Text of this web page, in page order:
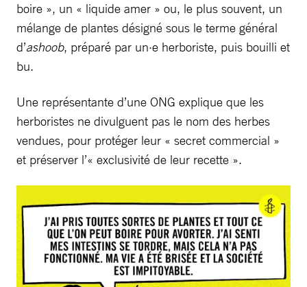
boire », un « liquide amer » ou, le plus souvent, un
mélange de plantes désigné sous le terme général
d’ashoob, préparé par un·e herboriste, puis bouilli et
bu.
Une représentante d’une ONG explique que les
herboristes ne divulguent pas le nom des herbes
vendues, pour protéger leur « secret commercial »
et préserver l’« exclusivité de leur recette ».